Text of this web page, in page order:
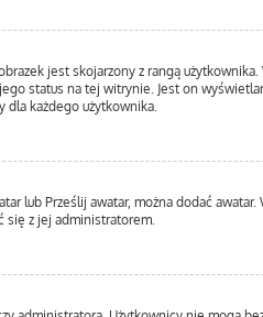
jest skojarzony z rangą
status na tej witrynie. Jest on
dla każdego użytkownika.
lub Prześlij awatar, można dodać
się z jej administratorem.